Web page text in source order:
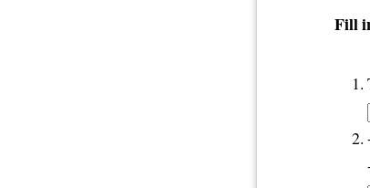
Fill